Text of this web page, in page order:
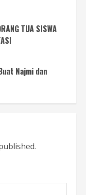
TUA SISWA
Najmi dan